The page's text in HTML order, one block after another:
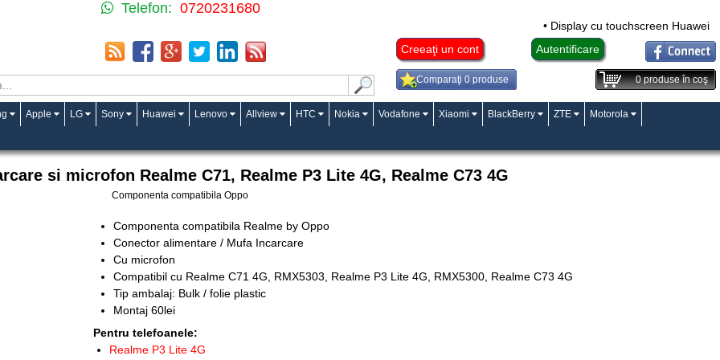
Telefon: 0720231680
• Display cu touchscreen Huawei
Creeaţi un cont
Autentificare
Comparaţi 0 produse 0produse în coş
Apple LG Sony Huawei Lenovo Allview HTC Nokia Vodafone Xiaomi BlackBerry ZTE Motorola
si microfon Realme C71, Realme P3 Lite 4G, Realme C73 4G
Componenta compatibila Oppo
Componenta compatibila Realme by Oppo
Conector alimentare / Mufa Incarcare
Cu microfon
Compatibil cu Realme C71 4G, RMX5303, Realme P3 Lite 4G, RMX5300, Realme C73 4G
Tip ambalaj: Bulk / folie plastic
Montaj 60lei
Pentru telefoanele:
Realme P3 Lite 4G